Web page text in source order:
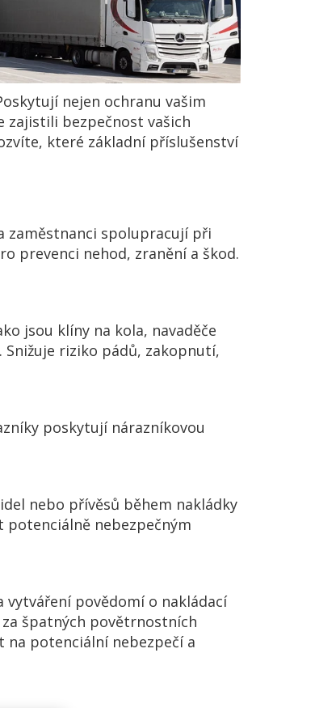
nejen ochranu vašim
zajistili bezpečnost vašich
které základní příslušenství
zaměstnanci spolupracují při
prevenci nehod, zranění a škod.
jsou klíny na kola, navaděče
riziko pádů, zakopnutí,
poskytují nárazníkovou
nebo přívěsů během nakládky
nebezpečným
povědomí o nakládací
špatných povětrnostních
na potenciální nebezpečí a